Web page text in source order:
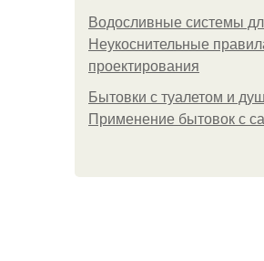
Водосливные системы
Неукоснительные
проектирования
Бытовки с туалетом и
Применение бытовок с